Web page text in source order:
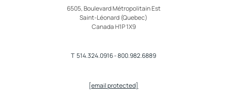
6505, Boulevard Métropolitain Est
Saint-Léonard (Quebec)
Canada H1P 1X9
T 514.324.0916-800.982.6889
[email protected]